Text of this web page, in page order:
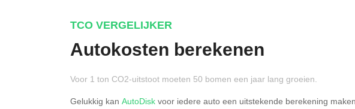
TCO VERGELIJKER
Autokosten berekenen
Voor 1 ton CO2-uitstoot moeten 50 bomen een jaar lang groeien.
Gelukkig kan AutoDisk voor iedere auto een uitstekende berekening